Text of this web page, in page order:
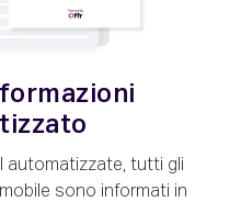
automatizzate, tutti gli
sono informati in